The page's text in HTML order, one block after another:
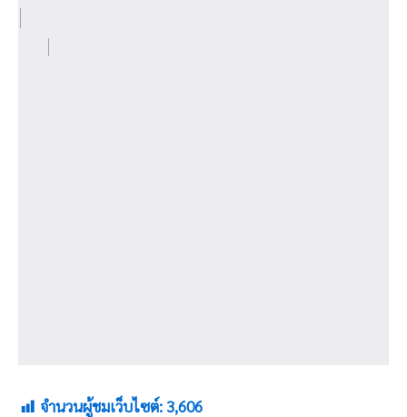
จำนวนผู้ชมเว็บไซต์: 3,606